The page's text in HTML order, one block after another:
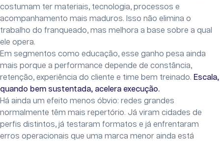
costumam ter materiais, tecnologia, processos e
acompanhamento mais maduros. Isso não elimina o
trabalho do franqueado, mas melhora a base sobre a qual
ele opera.
Em segmentos como educação, esse ganho pesa ainda
mais porque a performance depende de constância,
retenção, experiência do cliente e time bem treinado. Escala,
quando bem sustentada, acelera execução.
Há ainda um efeito menos óbvio: redes grandes
normalmente têm mais repertório. Já viram cidades de
perfis distintos, já testaram formatos e já enfrentaram
erros operacionais que uma marca menor ainda está